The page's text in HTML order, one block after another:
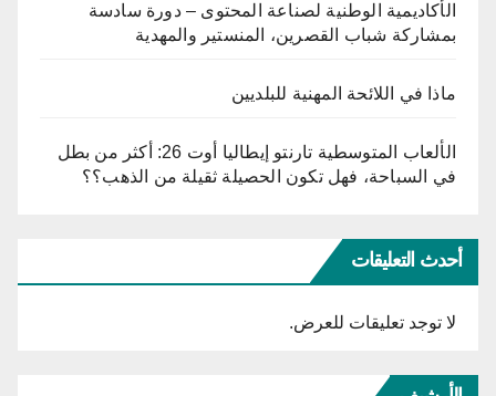
الأكاديمية الوطنية لصناعة المحتوى – دورة سادسة
بمشاركة شباب القصرين، المنستير والمهدية
ماذا في اللائحة المهنية للبلديين
الألعاب المتوسطية تارنتو إيطاليا أوت 26: أكثر من بطل
في السباحة، فهل تكون الحصيلة ثقيلة من الذهب؟؟
أحدث التعليقات
لا توجد تعليقات للعرض.